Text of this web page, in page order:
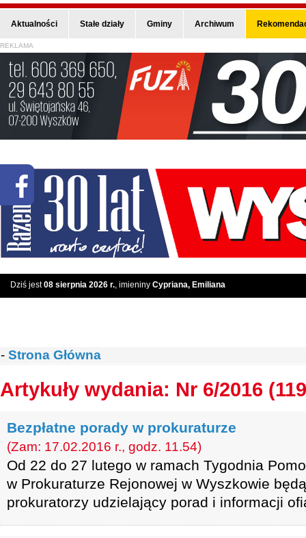
Aktualności Stałe działy Gminy Archiwum
REKLAMA
Dziś jest08 sierpnia 2026 r., imieniny Cypriana, Emiliana
- Strona Główna
Artykuły wydania: Nr 6/2016
Bezpłatne porady w prokuraturze
(Zam: 17.02.2016 r., godz. 11.54)
Od 22 do 27 lutego w ramach Tygodnia
w Prokuraturze Rejonowej w Wyszkowie
prokuratorzy udzielający porad i informacji